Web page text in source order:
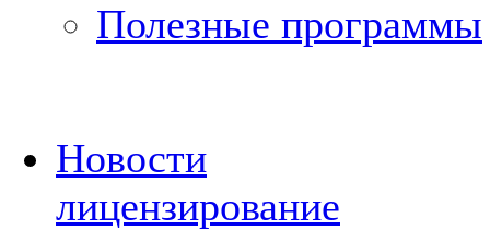
Полезные программы
Новости
лицензирование